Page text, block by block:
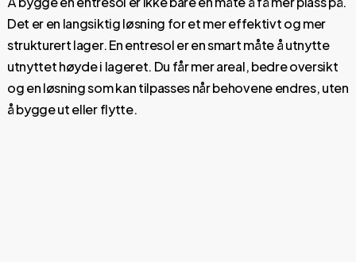
Det er en langsiktig løsning for et mer effektivt og mer
strukturert lager. En entresol er en smart måte å utnytte
utnyttet høyde i lageret. Du får mer areal, bedre oversikt
og en løsning som kan tilpasses når behovene endres, uten
å bygge ut eller flytte.